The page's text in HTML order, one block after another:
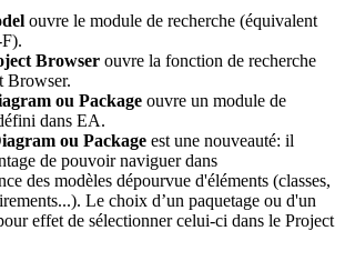
ouvre le module de recherche (équivalent
Browser ouvre la fonction de recherche
Browser.
ou Package ouvre un module de
dans EA.
ou Package est une nouveauté: il
de pouvoir naviguer dans
des modèles dépourvue d'éléments (classes,
Le choix d’un paquetage ou d'un
effet de sélectionner celui-ci dans le Project